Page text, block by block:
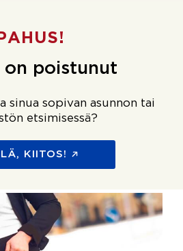
PAHUS!
on poistunut
sinua sopivan asunnon tai
etsimisessä?
KIITOS!